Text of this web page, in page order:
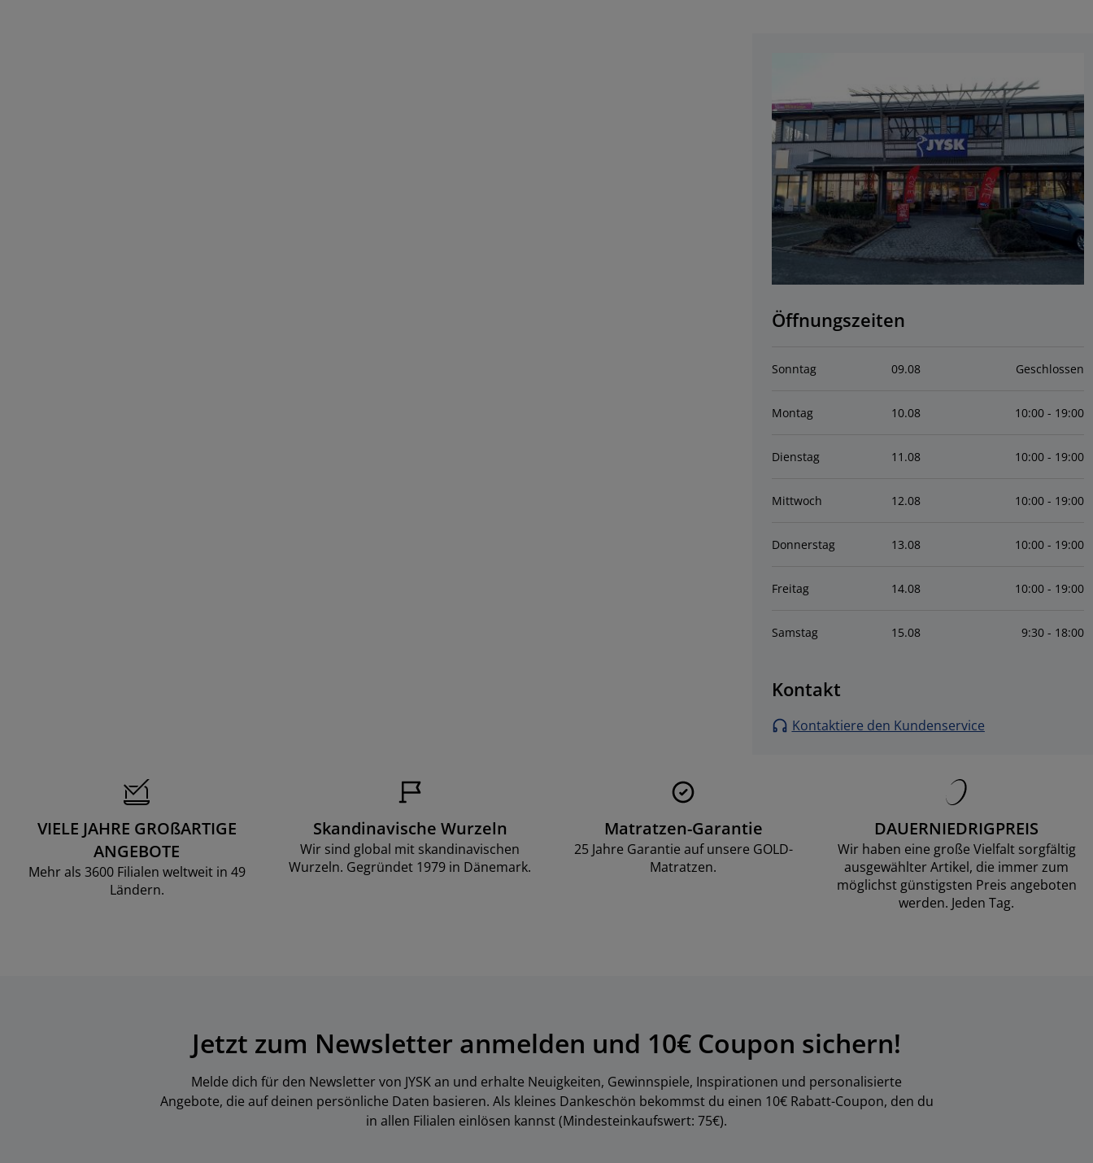
Öffnungszeiten
Sonntag 09.08 Geschlossen
Montag 10.08 10:00 - 19:00
Dienstag 11 .08 10:00 - 19:00
Mittwoch 12.08 10:00 - 19:00
Donnerstag 13.08 10:00 - 19:00
Freitag 14.08 10:00 - 19:00
Samstag 15.08 9:30 - 18:00
Kontakt
Kontaktiere den Kundenservice
VIELE JAHRE GROßARTIGE
ANGEBOTE
Mehr als 3600 Filialen weltweit in 49
Ländern.
Skandinavische Wurzeln
Wir sind global mit skandinavischen
Wurzeln. Gegründet 1979 in Dänemark.
Matratzen-Garantie
25 Jahre Garantie auf unsere GOLD-
Matratzen.
DAUERNIEDRIGPREIS
Wir haben eine große Vielfalt sorgfältig
ausgewählter Artikel, die immer zum
möglichst günstigsten Preis angeboten
werden. Jeden Tag.
Jetzt zum Newsletter anmelden und 10€ Coupon sichern!
Melde dich für den Newsletter von JYSK an und erhalte Neuigkeiten, Gewinnspiele, Inspirationen und personalisierte
Angebote, die auf deinen persönliche Daten basieren. Als kleines Dankeschön bekommst du einen 10€ Rabatt-Coupon, den du
in allen Filialen einlösen kannst (Mindesteinkaufswert: 75€).